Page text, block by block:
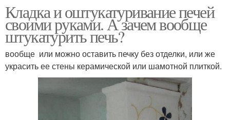
Кладка и оштукатуривание печей
своими руками. А зачем вообще
штукатурить печь?
вообще или можно оставить печку без отделки, или же
украсить ее стены керамической или шамотной плиткой.